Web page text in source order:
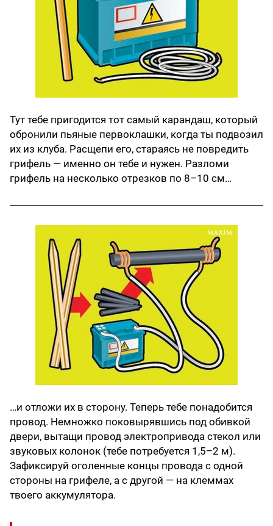
Тут тебе пригодится тот самый карандаш, который
обронили пьяные первоклашки, когда ты подвозил
их из клуба. Расщепи его, стараясь не повредить
грифель — именно он тебе и нужен. Разломи
грифель на несколько отрезков по 8–10 см…
…и отложи их в сторону. Теперь тебе понадобится
провод. Немножко поковырявшись под обивкой
двери, вытащи провод электропривода стекол или
звуковых колонок (тебе потребуется 1,5–2 м).
Зафиксируй оголенные концы провода с одной
стороны на грифеле, а с другой — на клеммах
твоего аккумулятора.